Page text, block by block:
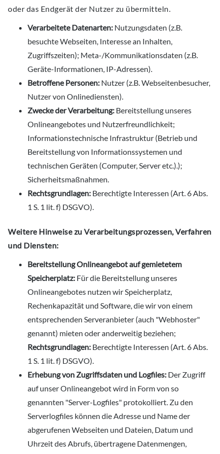
oder das Endgerät der Nutzer zu übermitteln.
Verarbeitete Datenarten: Nutzungsdaten (z.B.
besuchte Webseiten, Interesse an Inhalten,
Zugriffszeiten); Meta-/Kommunikationsdaten (z.B.
Geräte-Informationen, IP-Adressen).
Betroffene Personen: Nutzer (z.B. Webseitenbesucher,
Nutzer von Onlinediensten).
Zwecke der Verarbeitung: Bereitstellung unseres
Onlineangebotes und Nutzerfreundlichkeit;
Informationstechnische Infrastruktur (Betrieb und
Bereitstellung von Informationssystemen und
technischen Geräten (Computer, Server etc.).);
Sicherheitsmaßnahmen.
Rechtsgrundlagen: Berechtigte Interessen (Art. 6 Abs.
1 S. 1 lit. f) DSGVO).
Weitere Hinweise zu Verarbeitungsprozessen, Verfahren
und Diensten:
Bereitstellung Onlineangebot auf gemietetem
Speicherplatz: Für die Bereitstellung unseres
Onlineangebotes nutzen wir Speicherplatz,
Rechenkapazität und Software, die wir von einem
entsprechenden Serveranbieter (auch "Webhoster"
genannt) mieten oder anderweitig beziehen;
Rechtsgrundlagen: Berechtigte Interessen (Art. 6 Abs.
1 S. 1 lit. f) DSGVO).
Erhebung von Zugriffsdaten und Logfiles: Der Zugriff
auf unser Onlineangebot wird in Form von so
genannten "Server-Logfiles" protokolliert. Zu den
Serverlogfiles können die Adresse und Name der
abgerufenen Webseiten und Dateien, Datum und
Uhrzeit des Abrufs, übertragene Datenmengen,